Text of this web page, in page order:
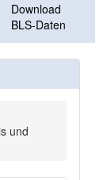
Download
BLS-Daten
und